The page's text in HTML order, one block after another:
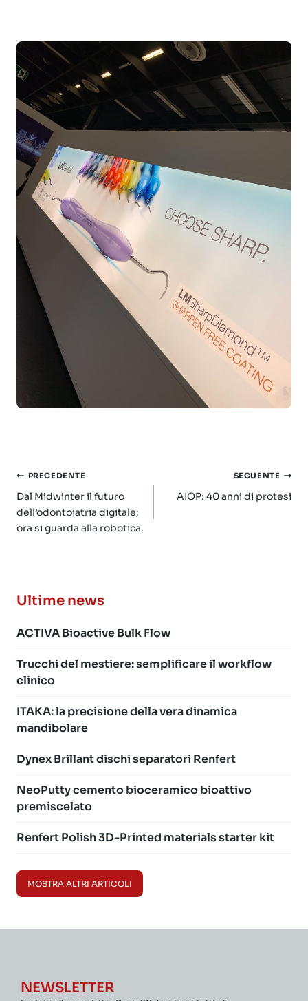
Navigazione
articoli
PRECEDENTE
Dal Midwinter il futuro
dell’odontoiatria digitale;
ora si guarda alla robotica.
SEGUENTE
AIOP: 40 anni di protesi
Ultime news
ACTIVA Bioactive Bulk Flow
Trucchi del mestiere: semplificare il workflow
clinico
ITAKA: la precisione della vera dinamica
mandibolare
Dynex Brillant dischi separatori Renfert
NeoPutty cemento bioceramico bioattivo
premiscelato
Renfert Polish 3D-Printed materials starter kit
MOSTRA ALTRI ARTICOLI
NEWSLETTER